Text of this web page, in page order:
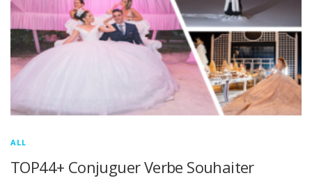
ALL
TOP44+ Conjuguer Verbe Souhaiter